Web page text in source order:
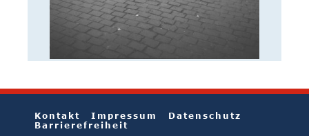
Kontakt Impressum
Datenschutz
Barrierefreiheit